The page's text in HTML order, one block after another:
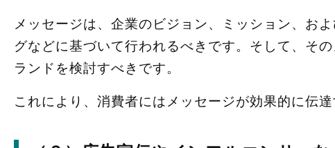
メッセージは、企業のビジョン、ミッション、お
グなどに基づいて行われるべきです。そして、そ
ランドを検討すべきです。
これにより、消費者にはメッセージが効果的に伝